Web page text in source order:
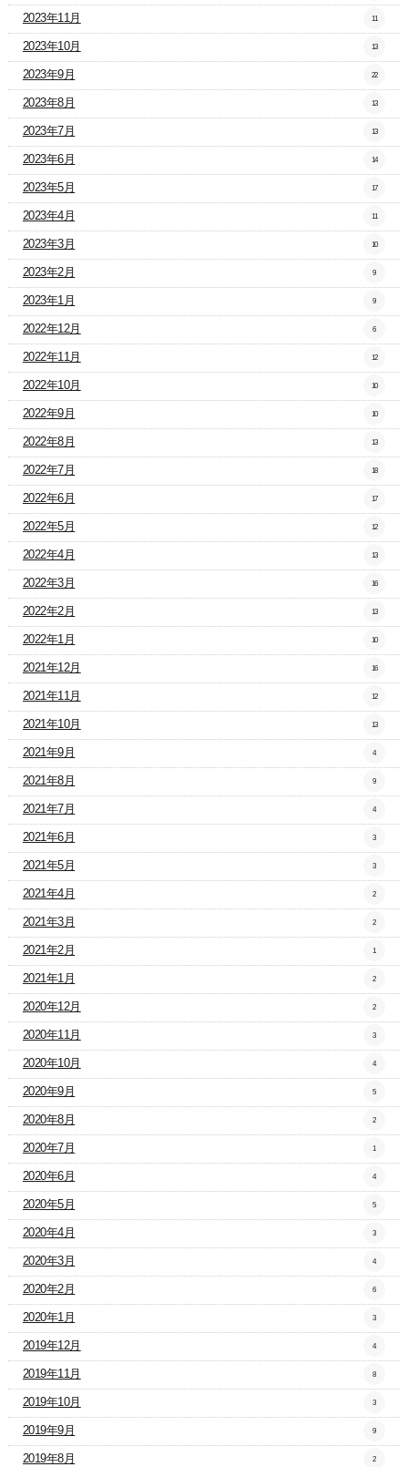
2023年11月 11
2023年10月 13
2023年9月 22
2023年8月 13
2023年7月 13
2023年6月 14
2023年5月 17
2023年4月 11
2023年3月 10
2023年2月 9
2023年1月 9
2022年12月 6
2022年11月 12
2022年10月 10
2022年9月 10
2022年8月 13
2022年7月 18
2022年6月 17
2022年5月 12
2022年4月 13
2022年3月 16
2022年2月 13
2022年1月 10
2021年12月 16
2021年11月 12
2021年10月 13
2021年9月 4
2021年8月 9
2021年7月 4
2021年6月 3
2021年5月 3
2021年4月 2
2021年3月 2
2021年2月 1
2021年1月 2
2020年12月 2
2020年11月 3
2020年10月 4
2020年9月 5
2020年8月 2
2020年7月 1
2020年6月 4
2020年5月 5
2020年4月 3
2020年3月 4
2020年2月 6
2020年1月 3
2019年12月 4
2019年11月 8
2019年10月 3
2019年9月 9
2019年8月 2